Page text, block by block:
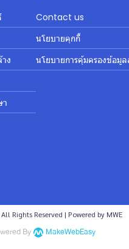
ง
Contact us
นโยบายคุกกี้
นโยบายการคุ้มครองข้อมู
Rights Reserved | Powered by MWE
By MakeWebEasy